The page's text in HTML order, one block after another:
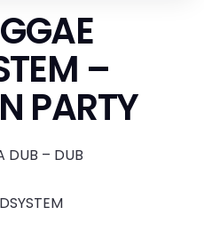
–
PARTY
DUB – DUB